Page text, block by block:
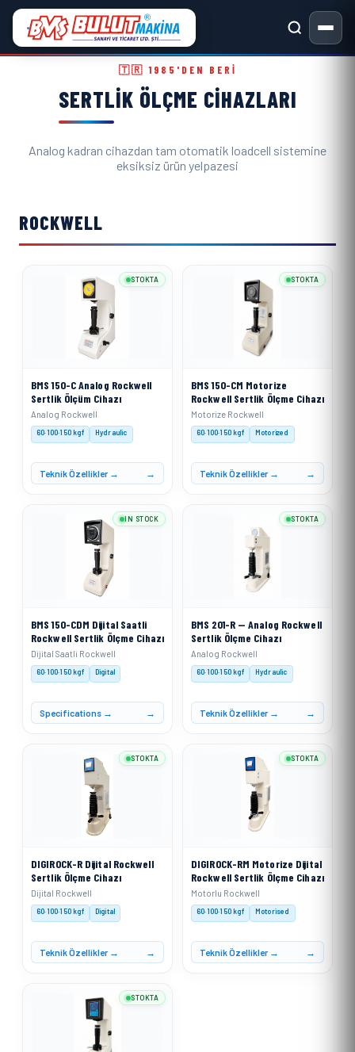
Sertlik Ölçme Cihazları ve
🇹🇷 1985'DEN BERI
SERTLIK ÖLÇME CIHAZLARI
Analog kadran cihazdan tam otomatik loadcell sistemine
eksiksiz ürün yelpazesi
ROCKWELL
BMS 150-C Analog Rockwell
Sertlik Ölçüm Cihazı
Analog Rockwell
60·100·150 kgf Hydraulic
Teknik Özellikler →
STOKTA
BMS 150-CM Motorize
Rockwell Sertlik Ölçme Cihazı
Motorize Rockwell
60·100·150 kgf Motorized
Teknik Özellikler →
STOKTA
BMS 150-CDM Dijital Saatli
Rockwell Sertlik Ölçme Cihazı
Dijital Saatli Rockwell
60·100·150 kgf Digital
Specifications →
IN STOCK
BMS 201-R — Analog Rockwell
Sertlik Ölçme Cihazı
Analog Rockwell
60·100·150 kgf Hydraulic
Teknik Özellikler →
STOKTA
DIGIROCK-R Dijital Rockwell
Sertlik Ölçme Cihazı
Dijital Rockwell
60·100·150 kgf Digital
Teknik Özellikler →
STOKTA
DIGIROCK-RM Motorize Dijital
Rockwell Sertlik Ölçme Cihazı
Motorlu Rockwell
60·100·150 kgf Motorised
Teknik Özellikler →
STOKTA
STOKTA